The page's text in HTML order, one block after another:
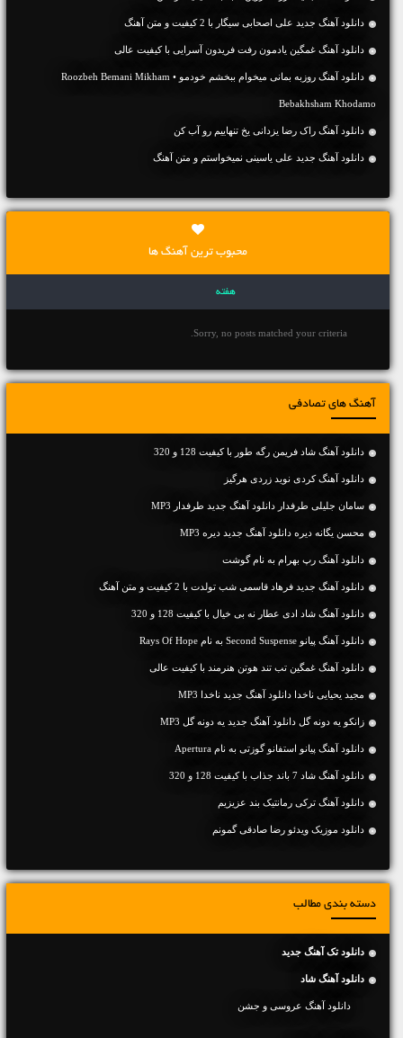
دانلود آهنگ جديد علی اصحابی سیگار با 2 کیفیت و متن آهنگ
دانلود آهنگ غمگین یادمون رفت فریدون آسرایی با کیفیت عالی
دانلود آهنگ روزبه بمانی میخوام ببخشم خودمو • Roozbeh Bemani Mikham
Bebakhsham Khodamo
دانلود آهنگ راک رضا یزدانی یخ تنهاییم رو آب کن
دانلود آهنگ جديد علی یاسینی نمیخواستم و متن آهنگ
محبوب ترین آهنگ ها
هفته
Sorry, no posts matched your criteria.
آهنگ های تصادفی
دانلود آهنگ شاد فریمن رگه طور با کیفیت 128 و 320
دانلود آهنگ کردی نوید زردی هرگیز
سامان جلیلی طرفدار دانلود آهنگ جدید طرفدار MP3
محسن یگانه دیره دانلود آهنگ جدید دیره MP3
دانلود آهنگ رپ بهرام به نام گوشت
دانلود آهنگ جديد فرهاد قاسمی شب تولدت با 2 کیفیت و متن آهنگ
دانلود آهنگ شاد ادی عطار نه بی خیال با کیفیت 128 و 320
دانلود آهنگ پیانو Second Suspense به نام Rays Of Hope
دانلود آهنگ غمگین تب تند هوتن هنرمند با کیفیت عالی
مجید یحیایی ناخدا دانلود آهنگ جدید ناخدا MP3
زانکو یه دونه گل دانلود آهنگ جدید یه دونه گل MP3
دانلود آهنگ پیانو استفانو گوزتی به نام Apertura
دانلود آهنگ شاد 7 باند جذاب با کیفیت 128 و 320
دانلود آهنگ ترکی رمانتیک بند عزیزیم
دانلود موزیک ویدئو رضا صادقی گمونم
دسته بندی مطالب
دانلود تک آهنگ جدید
دانلود آهنگ شاد
دانلود آهنگ عروسی و جشن